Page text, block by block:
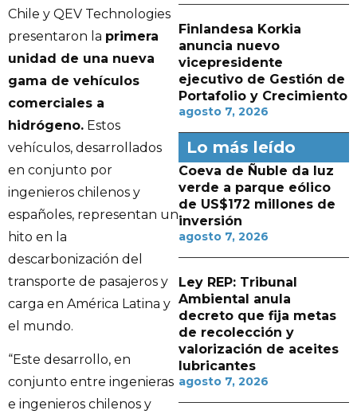
Chile y QEV Technologies
presentaron la primera
unidad de una nueva
gama de vehículos
comerciales a
hidrógeno. Estos
vehículos, desarrollados
en conjunto por
ingenieros chilenos y
españoles, representan un
hito en la
descarbonización del
transporte de pasajeros y
carga en América Latina y
el mundo.
“Este desarrollo, en
conjunto entre ingenieras
e ingenieros chilenos y
Finlandesa Korkia
anuncia nuevo
vicepresidente
ejecutivo de Gestión de
Portafolio y Crecimiento
agosto 7, 2026
Lo más leído
Coeva de Ñuble da luz
verde a parque eólico
de US$172 millones de
inversión
agosto 7, 2026
Ley REP: Tribunal
Ambiental anula
decreto que fija metas
de recolección y
valorización de aceites
lubricantes
agosto 7, 2026